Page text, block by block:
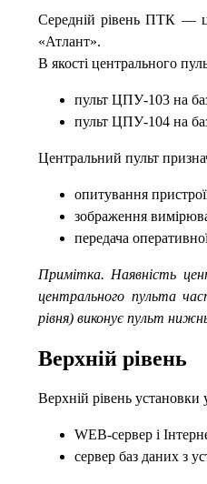
Середній рівень ПТК —
«Атлант».
В якості центрального
пульт ЦПУ-103 на
пульт ЦПУ-104 на
Центральний пульт
опитування
зображення
передача
Примітка. Наявність
центрального пульта
рівня) виконує пульт
Верхній рівень
Верхній рівень
WEB-сервер і
сервер баз даних з